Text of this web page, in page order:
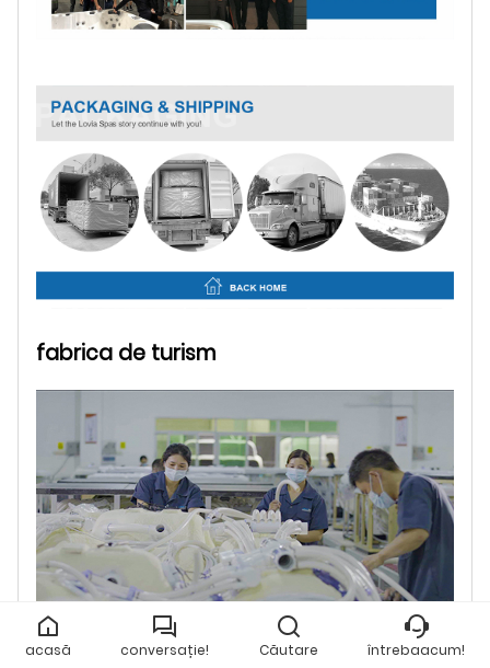
fabrica de turism
Stilul companiei
acasă conversație! Căutare întrebaacum!